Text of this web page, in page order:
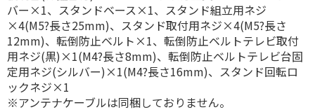
バー×1、スタンドベース×1、スタンド組立用ネジ
×4(M5?長さ25mm)、スタンド取付用ネジ×4(M5?長さ
12mm)、転倒防止ベルト×1、転倒防止ベルトテレビ取付
用ネジ(黒)×1(M4?長さ8mm)、転倒防止ベルトテレビ台固
定用ネジ(シルバー)×1(M4?長さ16mm)、スタンド回転ロ
ックネジ×1
※アンテナケーブルは同梱しておりません。